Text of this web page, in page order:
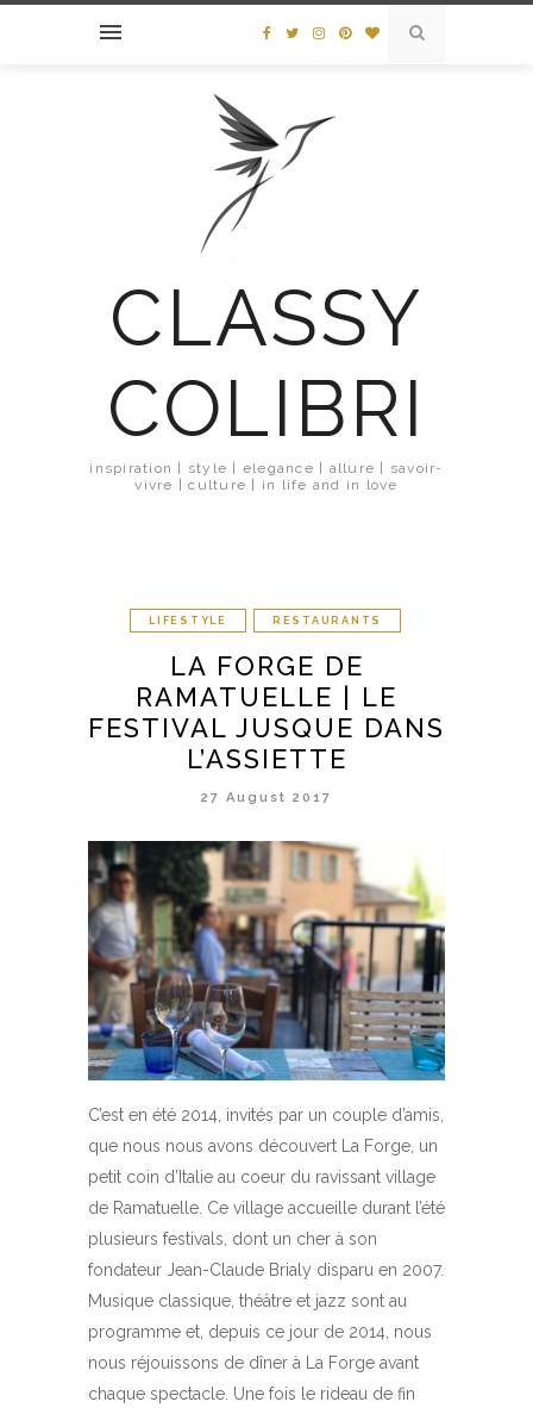
CLASSY
COLIBRI
inspiration | style | elegance | allure | savoir-
vivre | culture | in life and in love
LIFESTYLE RESTAURANTS
LA FORGE DE
RAMATUELLE | LE
FESTIVAL JUSQUE DANS
L’ASSIETTE
27 August 2017
C’est en été 2014, invités par un couple d’amis,
que nous nous avons découvert La Forge, un
petit coin d’Italie au coeur du ravissant village
de Ramatuelle. Ce village accueille durant l’été
plusieurs festivals, dont un cher à son
fondateur Jean-Claude Brialy disparu en 2007.
Musique classique, théâtre et jazz sont au
programme et, depuis ce jour de 2014, nous
nous réjouissons de dîner à La Forge avant
chaque spectacle. Une fois le rideau de fin